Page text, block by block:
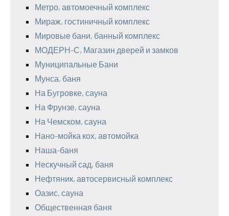
Метро, автомоечный комплекс
Мираж, гостиничный комплекс
Мировые бани, банный комплекс
МОДЕРН-С, Магазин дверей и замков
Муниципальные Бани
Мунса, баня
На Бугровке, сауна
На Фрунзе, сауна
На Чемском, сауна
Нано-мойка кох, автомойка
Наша-баня
Нескучный сад, баня
Нефтяник, автосервисный комплекс
Оазис, сауна
Общественная баня